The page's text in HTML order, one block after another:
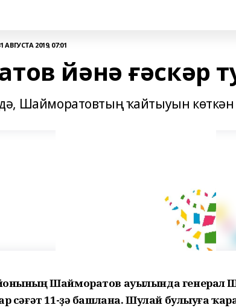
АВГУСТА 2019, 07:01
йәнә ғәскәр
Шайморатовтың ҡайтыуын көткән
Шайморатов ауылында генерал
сәғәт 11-ҙә башлана. Шулай булыуға